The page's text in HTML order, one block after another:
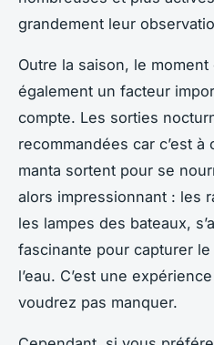
grandement leur
Outre la saison, le
également un facteur
compte. Les sorties
recommandées car c’est
manta sortent pour se
alors impressionnant : les
les lampes des bateaux,
fascinante pour capturer
l’eau. C’est une
voudrez pas manquer.